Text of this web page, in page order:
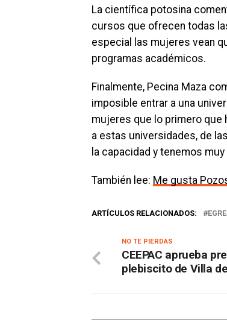
La científica potosina
cursos que ofrecen todas
especial las mujeres vean
programas académicos.
Finalmente, Pecina Maza
imposible entrar a una
mujeres que lo primero que
a estas universidades, de
la capacidad y tenemos
También lee: Me gusta
ARTÍCULOS RELACIONADOS:
NO TE PIERDAS
CEEPAC aprueba
plebiscito de Villa